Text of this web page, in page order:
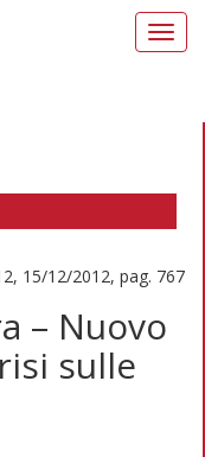
15/12/2012, pag. 767
– Nuovo
sulle